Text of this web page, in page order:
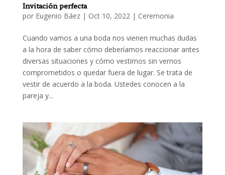
Invitación perfecta
por Eugenio Báez| Oct 10, 2022| Ceremonia
Cuando vamos a una boda nos vienen muchas dudas
a la hora de saber cómo deberíamos reaccionar antes
diversas situaciones y cómo vestirnos sin vernos
comprometidos o quedar fuera de lugar. Se trata de
vestir de acuerdo a la boda. Ustedes conocen a la
pareja y...